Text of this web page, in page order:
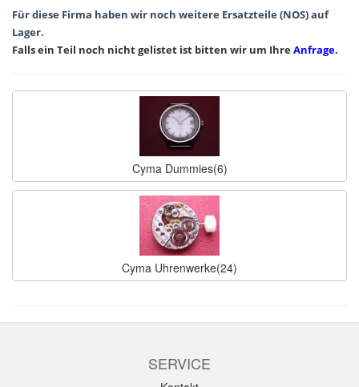
Für diese Firma haben wir noch weitere Ersatzteile (NOS) auf
Lager.
Falls ein Teil noch nicht gelistet ist bitten wir um IhreAnfrage.
Cyma Dummies(6)
Cyma Uhrenwerke(24)
SERVICE